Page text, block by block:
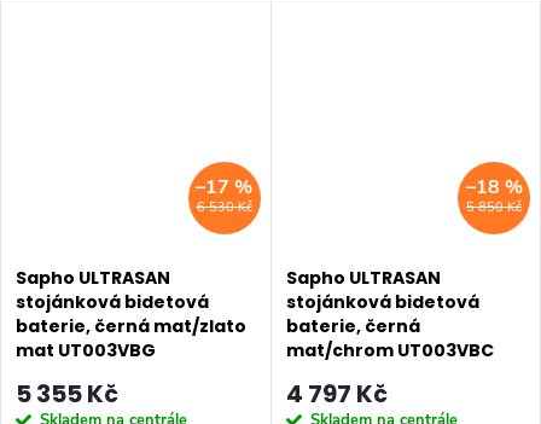
6 530 Kč
–17 %
Sapho ULTRASAN
stojánková bidetová
baterie, černá mat/zlato
mat UT003VBG
5 355 Kč
5 850 Kč
–18 %
Sapho ULTRASAN
stojánková bidetová
baterie, černá
mat/chrom UT003VBC
4 797 Kč